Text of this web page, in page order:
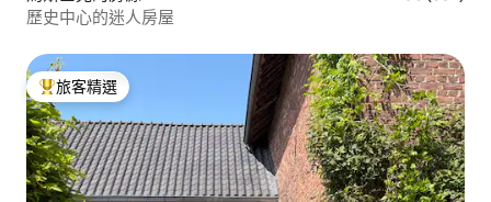
歷史中心的迷人房屋
旅客精選榜首
旅客精選